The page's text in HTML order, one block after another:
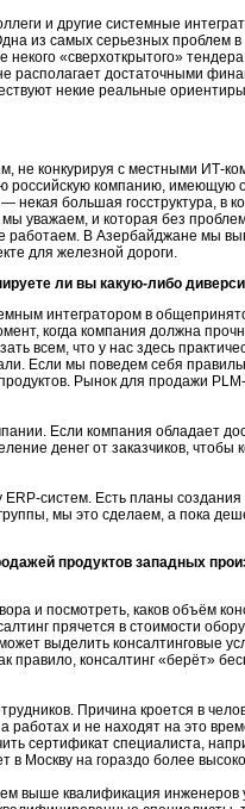
и другие системные
из самых серьезных проблем
некого «сверхоткрытого»
располагает достаточными
некие реальные
не конкурируя с местными ИТ-
российскую компанию, имеющую
некая большая госструктура, в
уважаем, и которая без
работаем. В Азербайджане мы
для железной дороги.
ли вы какую-либо
интегратором в
когда компания должна
всем, что у нас здесь
Если мы поведем себя
Рынок для продажи
Если компания обладает
денег от заказчиков, чтобы
ERP-систем. Есть планы
мы это сделаем, а пока
продуктов западных
и посмотреть, каков объём
прячется в стоимости
выделить консалтинговые
правило, консалтинг «берёт»
Причина кроется в
работах и не находят на это
сертификат специалиста,
в Москву на гораздо более
выше квалификация инженеров